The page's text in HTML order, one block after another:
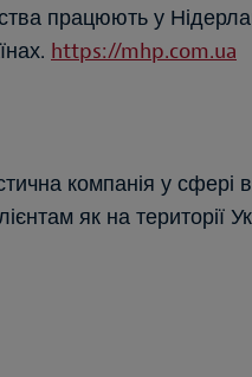
працюють у
https://mhp.com.ua
компанія у
як на території